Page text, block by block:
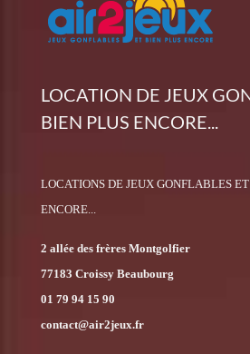
LOCATION DE JEUX
BIEN PLUS ENCORE...
LOCATIONS DE JEUX GONFLABLES
ENCORE...
2 allée des frères Montgolfier
77183 Croissy Beaubourg
01 79 94 15 90
contact@air2jeux.fr